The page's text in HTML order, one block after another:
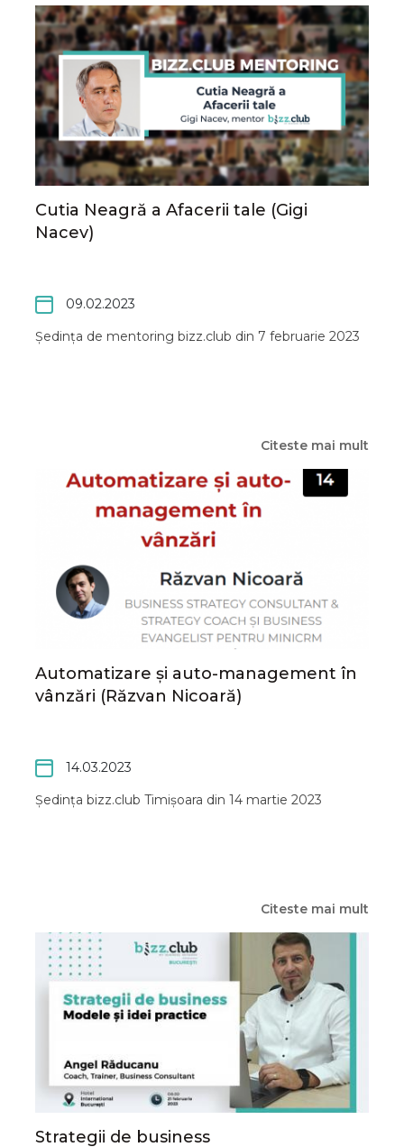
Cutia Neagră a Afacerii tale (Gigi
Nacev)
09.02.2023
Ședința de mentoring bizz.club din 7 februarie 2023
Citeste mai mult
Automatizare și auto-management în
vânzări (Răzvan Nicoară)
14.03.2023
Ședința bizz.club Timișoara din 14 martie 2023
Citeste mai mult
Strategii de business